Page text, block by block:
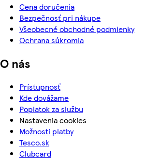
Cena doručenia
Bezpečnosť pri nákupe
Všeobecné obchodné podmienky
Ochrana súkromia
O nás
Prístupnosť
Kde dovážame
Poplatok za službu
Nastavenia cookies
Možnosti platby
Tesco.sk
Clubcard